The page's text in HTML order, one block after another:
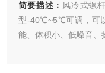
简要描述： 风冷式螺
型-40℃~5℃可调，可
能、体积小、低噪音、